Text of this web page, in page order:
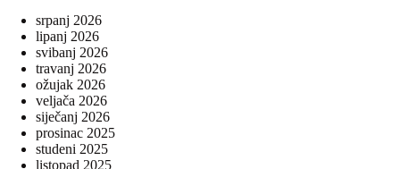
srpanj 2026
lipanj 2026
svibanj 2026
travanj 2026
ožujak 2026
veljača 2026
siječanj 2026
prosinac 2025
studeni 2025
listopad 2025